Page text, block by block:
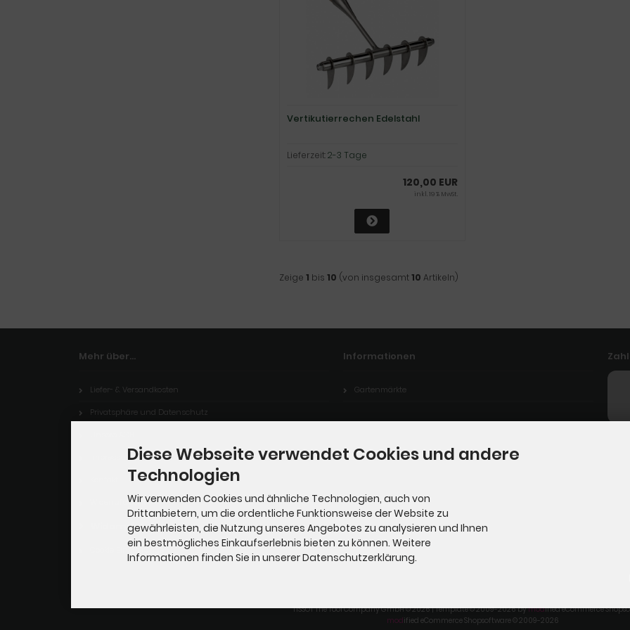
Vertikutierrechen Edelstahl
Lieferzeit:2-3 Tage
120,00 EUR
inkl. 19 % MwSt.
Zeige 1 bis 10 (von insgesamt10 Artikeln)
Mehr über...
Liefer- & Versandkosten
Privatsphäre und Datenschutz
Impressum
Widerrufsrecht
Widerrufsformular
Cookie Einstellungen
Informationen
Gartenmärkte
TISSOT The Tool Company GmbH © 2026 | Template © 2009-2026 bymodified eCommerce
modified eCommerce Shopsoftware © 2009-2026
Diese Webseite verwendet Cookies und andere
Technologien
Wir verwenden Cookies und ähnliche Technologien, auch von
Drittanbietern, um die ordentliche Funktionsweise der Website zu
gewährleisten, die Nutzung unseres Angebotes zu analysieren und Ihnen
ein bestmögliches Einkaufserlebnis bieten zu können. Weitere
Informationen finden Sie in unserer Datenschutzerklärung.